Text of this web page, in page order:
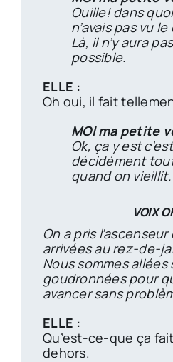
Ouille! dans
n’avais pas vu
Là, il n’y aura
possible.
ELLE :
Oh oui, il fait
MOI ma petite
Ok, ça y est
décidément
quand on vieillit.
VOIX
On a pris
arrivées au rez-de-
Nous sommes allées
goudronnées pour
avancer sans
ELLE :
Qu’est-ce-que ça
dehors.